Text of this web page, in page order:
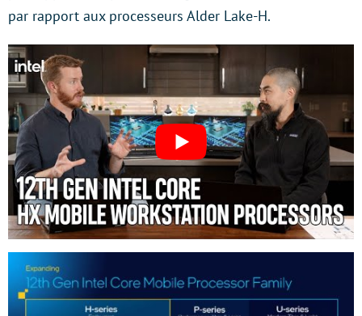
par rapport aux processeurs Alder Lake-H.